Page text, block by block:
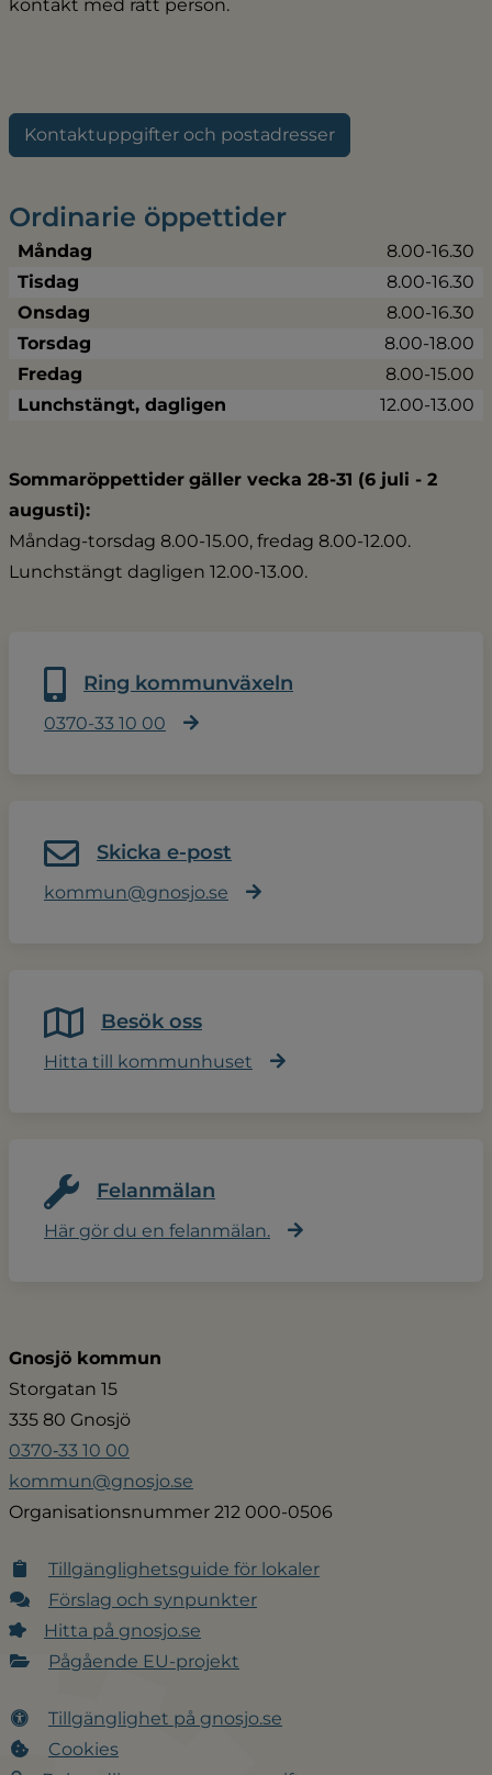
kontakt med rätt person.
Kontaktuppgifter och postadresser
Ordinarie öppettider
Måndag
8.00-16.30
Tisdag
8.00-16.30
Onsdag
8.00-16.30
Torsdag
8.00-18.00
Fredag
8.00-15.00
Lunchstängt, dagligen
12.00-13.00
Sommaröppettider gäller vecka 28-31 (6 juli - 2
augusti):
Måndag-torsdag 8.00-15.00, fredag 8.00-12.00.
Lunchstängt dagligen 12.00-13.00.
Ring kommunväxeln
0370-33 10 00
Skicka e-post
kommun@gnosjo.se
Besök oss
Hitta till kommunhuset
Felanmälan
Här gör du en felanmälan.
Gnosjö kommun
Storgatan 15
335 80 Gnosjö
0370‑33 10 00
kommun@gnosjo.se
Organisationsnummer 212 000-0506
Tillgänglighetsguide för lokaler
Förslag och synpunkter
Hitta på gnosjo.se
Pågående EU-projekt
Tillgänglighet på gnosjo.se
Cookies